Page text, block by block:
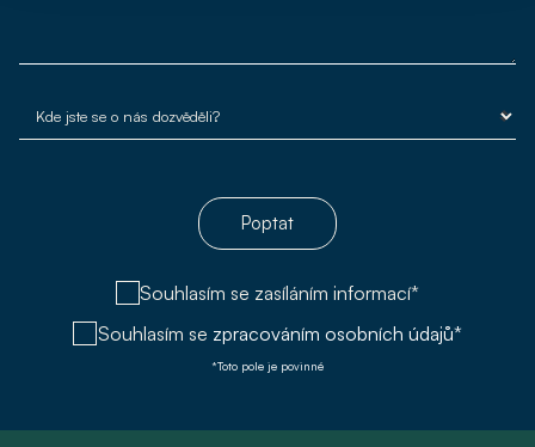
Poptat
Souhlasím se zasíláním informací*
Souhlasím se zpracováním osobních údajů*
*Toto pole je povinné